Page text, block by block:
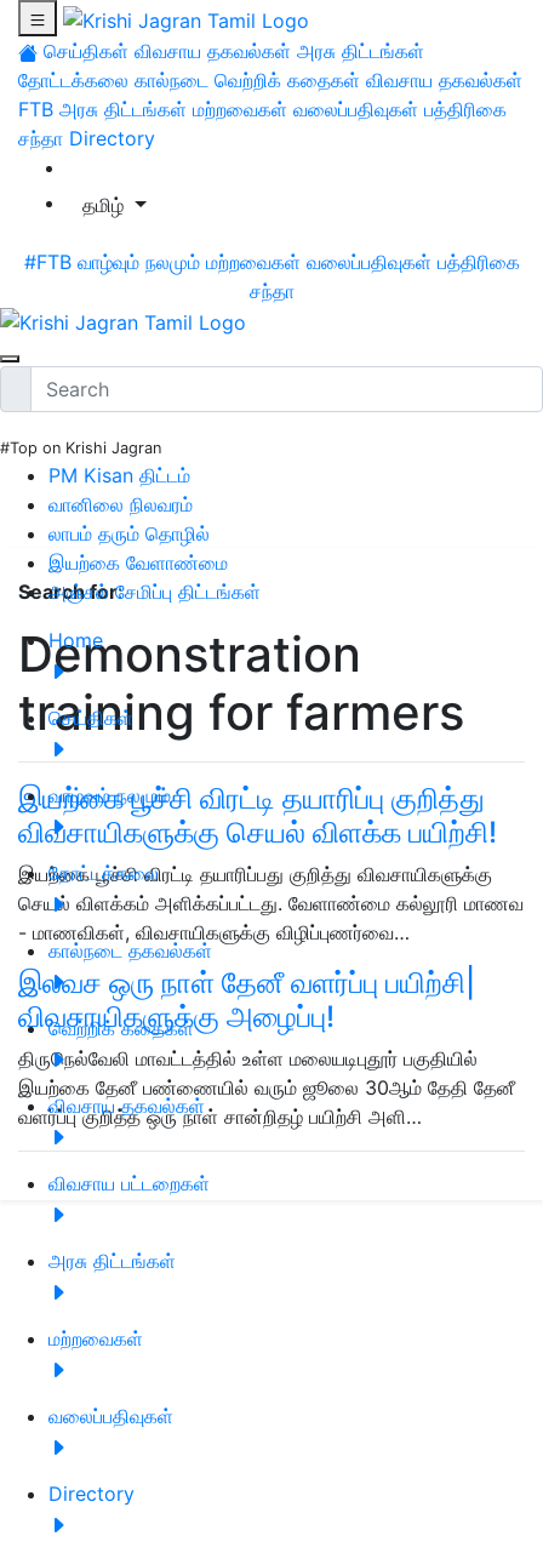
செய்திகள் விவசாய தகவல்கள் அரசு திட்டங்கள்
தோட்டக்கலை கால்நடை வெற்றிக் கதைகள் விவசாய தகவல்கள்
FTB அரசு திட்டங்கள் மற்றவைகள் வலைப்பதிவுகள் பத்திரிகை
சந்தா Directory
தமிழ்
#FTB வாழ்வும் நலமும் மற்றவைகள் வலைப்பதிவுகள் பத்திரிகை
சந்தா
#Top on Krishi Jagran
PM Kisan திட்டம்
வானிலை நிலவரம்
லாபம் தரும் தொழில்
இயற்கை வேளாண்மை
அஞ்சல் சேமிப்பு திட்டங்கள்
Home
செய்திகள்
வாழ்வும் நலமும்
தோட்டக்கலை
கால்நடை தகவல்கள்
வெற்றிக் கதைகள்
விவசாய தகவல்கள்
விவசாய பட்டறைகள்
அரசு திட்டங்கள்
மற்றவைகள்
வலைப்பதிவுகள்
Directory
Search for:
Demonstration
training for farmers
இயற்கை பூச்சி விரட்டி தயாரிப்பு குறித்து
விவசாயிகளுக்கு செயல் விளக்க பயிற்சி!
இயற்கை பூச்சி விரட்டி தயாரிப்பது குறித்து விவசாயிகளுக்கு
செயல் விளக்கம் அளிக்கப்பட்டது. வேளாண்மை கல்லூரி மாணவ
- மாணவிகள், விவசாயிகளுக்கு விழிப்புணர்வை…
இலவச ஒரு நாள் தேனீ வளர்ப்பு பயிற்சி|
விவசாயிகளுக்கு அழைப்பு!
திருநெல்வேலி மாவட்டத்தில் உள்ள மலையடிபுதூர் பகுதியில்
இயற்கை தேனீ பண்ணையில் வரும் ஜூலை 30ஆம் தேதி தேனீ
வளர்ப்பு குறித்த ஒரு நாள் சான்றிதழ் பயிற்சி அளி…